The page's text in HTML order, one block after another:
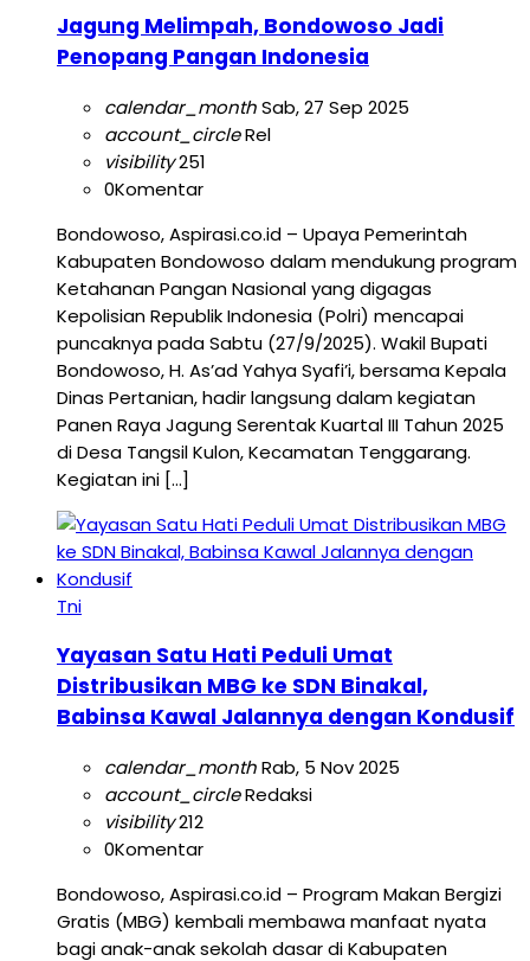
Jagung Melimpah, Bondowoso Jadi
Penopang Pangan Indonesia
calendar_monthSab, 27 Sep 2025
account_circleRel
visibility251
0Komentar
Bondowoso, Aspirasi.co.id – Upaya Pemerintah
Kabupaten Bondowoso dalam mendukung program
Ketahanan Pangan Nasional yang digagas
Kepolisian Republik Indonesia (Polri) mencapai
puncaknya pada Sabtu (27/9/2025). Wakil Bupati
Bondowoso, H. As’ad Yahya Syafi’i, bersama Kepala
Dinas Pertanian, hadir langsung dalam kegiatan
Panen Raya Jagung Serentak Kuartal III Tahun 2025
di Desa Tangsil Kulon, Kecamatan Tenggarang.
Kegiatan ini […]
Tni
Yayasan Satu Hati Peduli Umat
Distribusikan MBG ke SDN Binakal,
Babinsa Kawal Jalannya dengan Kondusif
calendar_monthRab, 5 Nov 2025
account_circleRedaksi
visibility212
0Komentar
Bondowoso, Aspirasi.co.id – Program Makan Bergizi
Gratis (MBG) kembali membawa manfaat nyata
bagi anak-anak sekolah dasar di Kabupaten